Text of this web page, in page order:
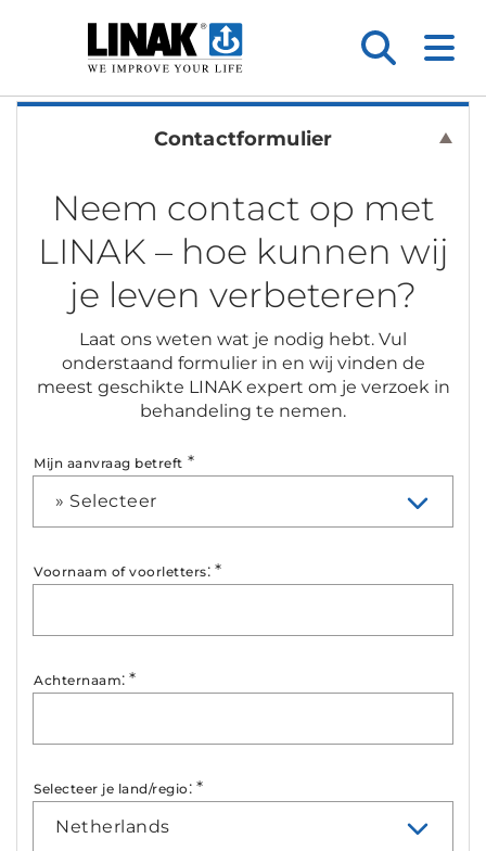
Contactformulier
Neem contact op met
LINAK – hoe kunnen wij
je leven verbeteren?
Laat ons weten wat je nodig hebt. Vul
onderstaand formulier in en wij vinden de
meest geschikte LINAK expert om je verzoek in
behandeling te nemen.
Mijn aanvraag betreft *
» Selecteer
Voornaam of voorletters: *
Achternaam: *
Selecteer je land/regio : *
Netherlands